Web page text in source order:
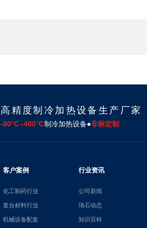
高精度制冷加热设备生产厂家
-80℃~400℃制冷加热设备●非标定制
客户案例
化工制药行业
复合材料行业
机械设备配套
行业资讯
公司新闻
珞石动态
知识百科